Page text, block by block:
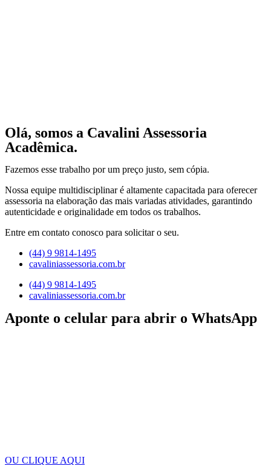
Olá, somos a Cavalini Assessoria
Acadêmica.
Fazemos esse trabalho por um preço justo, sem cópia.
Nossa equipe multidisciplinar é altamente capacitada para oferecer
assessoria na elaboração das mais variadas atividades, garantindo
autenticidade e originalidade em todos os trabalhos.
Entre em contato conosco para solicitar o seu.
(44) 9 9814-1495
cavaliniassessoria.com.br
(44) 9 9814-1495
cavaliniassessoria.com.br
Aponte o celular para abrir o WhatsApp
OU CLIQUE AQUI